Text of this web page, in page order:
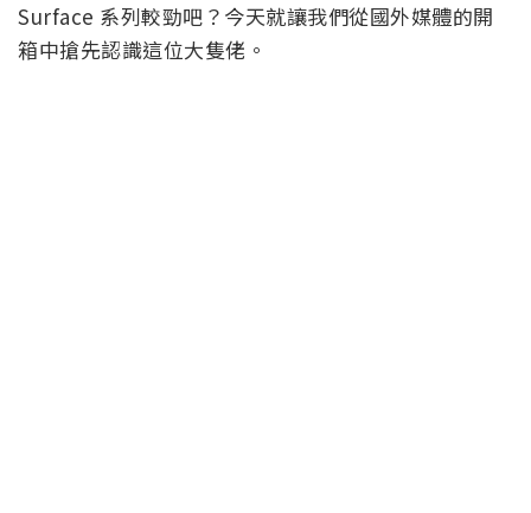
Surface 系列較勁吧？今天就讓我們從國外媒體的開
箱中搶先認識這位大隻佬。